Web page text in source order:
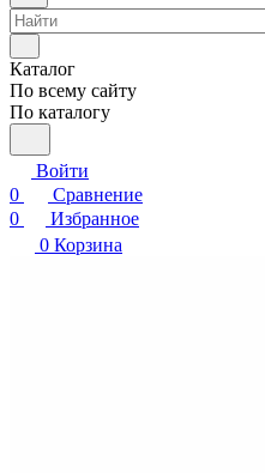
Каталог
По всему сайту
По каталогу
Войти
0
Сравнение
0
Избранное
0 Корзина